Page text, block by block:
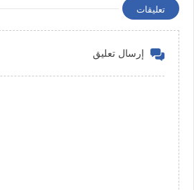
تعليقات
إرسال تعليق